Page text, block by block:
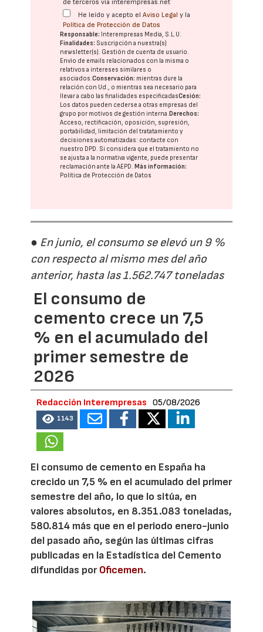
de terceros vía interempresas.net
He leído y acepto elAviso Legal y la
Política de Protección de Datos
Responsable: Interempresas Media, S.L.U.
Finalidades: Suscripción a nuestra(s)
newsletter(s). Gestión de cuenta de usuario.
Envío de emails relacionados con la misma o
relativos a intereses similares o
asociados.Conservación: mientras dure la
relación con Ud., o mientras sea necesario para
llevar a cabo las finalidades especificadasCesión:
Los datos pueden cederse a otras empresas del
grupo por motivos de gestión interna. Derechos:
Acceso, rectificación, oposición, supresión,
portabilidad, limitación del tratatamiento y
decisiones automatizadas: contacte con
nuestro DPD. Si considera que el tratamiento no
se ajusta a la normativa vigente, puede presentar
reclamación ante laAEPD. Más información:
Política de Protección de Datos
● En junio, el consumo se elevó un 9 %
con respecto al mismo mes del año
anterior, hasta las 1.562.747 toneladas
El consumo de
cemento crece un 7,5
% en el acumulado del
primer semestre de
2026
Redacción Interempresas 05/08/2026
1143
El consumo de cemento en España ha
crecido un 7,5 % en el acumulado del primer
semestre del año, lo que lo sitúa, en
valores absolutos, en 8.351.083 toneladas,
580.814 más que en el periodo enero-junio
del pasado año, según las últimas cifras
publicadas en la Estadística del Cemento
difundidas porOficemen.